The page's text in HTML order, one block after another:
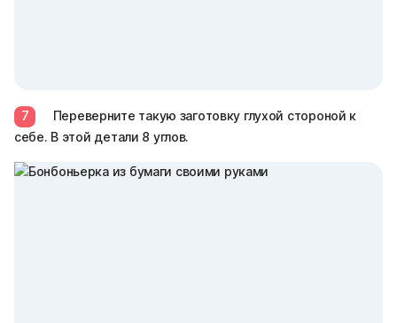
7
Переверните такую заготовку глухой стороной к
себе. В этой детали 8 углов.